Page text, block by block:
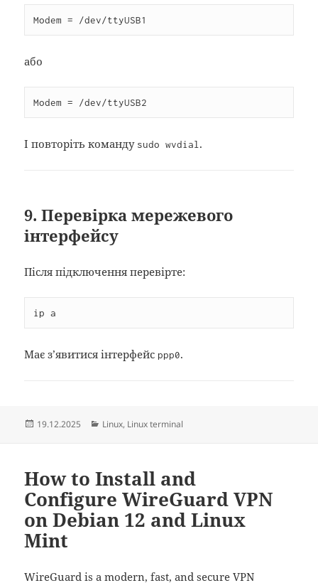
Modem = /dev/ttyUSB1
або
Modem = /dev/ttyUSB2
І повторіть команду sudo wvdial.
9. Перевірка мережевого
інтерфейсу
Після підключення перевірте:
ip a
Має з’явитися інтерфейс ppp0.
Posted
19.12.2025 Categories
Linux, Linux terminal
How to Install and
Configure WireGuard VPN
on Debian 12 and Linux
Mint
WireGuard is a modern, fast, and secure VPN